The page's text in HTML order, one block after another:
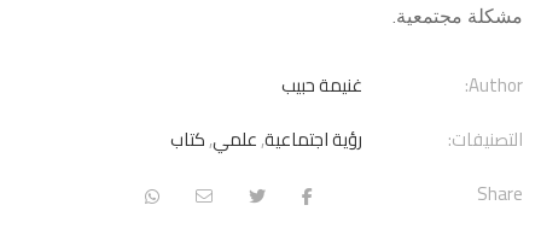
مشكلة مجتمعية.
Author:
غنيمة حبيب
التصنيفات:
رؤية اجتماعية,علمي,كتاب
Share